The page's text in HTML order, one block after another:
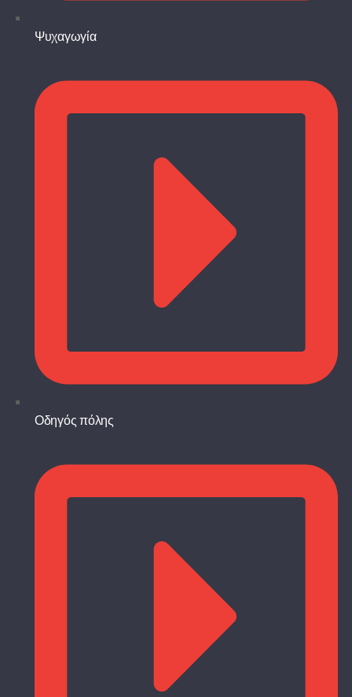
Ψυχαγωγία
Οδηγός πόλης